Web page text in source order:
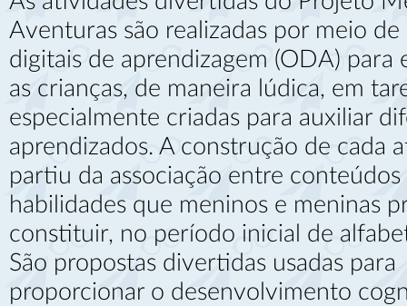
Aventuras são realizadas por meio
digitais de aprendizagem (ODA) para
as crianças, de maneira lúdica, em
especialmente criadas para auxiliar
aprendizados. A construção de cada
partiu da associação entre conteúdos
habilidades que meninos e meninas
constituir, no período inicial de
São propostas divertidas usadas para
proporcionar o desenvolvimento